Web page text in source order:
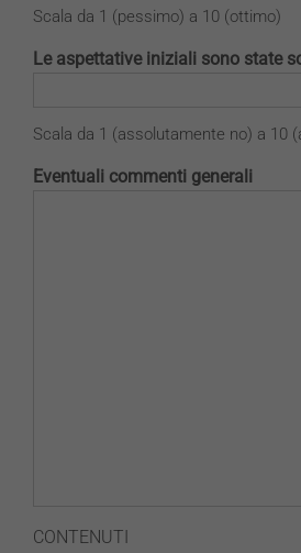
Scala da 1 (pessimo) a 10 (ottimo)
Le aspettative iniziali sono state
Scala da 1 (assolutamente no) a 10
Eventuali commenti generali
CONTENUTI